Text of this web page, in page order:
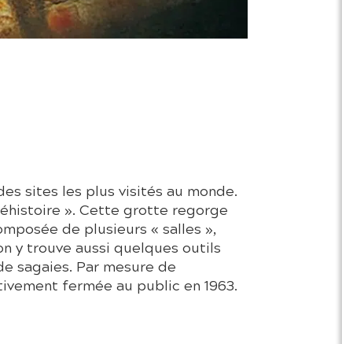
sites les plus visités au monde.
». Cette grotte regorge
de plusieurs « salles »,
y trouve aussi quelques outils
sagaies. Par mesure de
fermée au public en 1963.